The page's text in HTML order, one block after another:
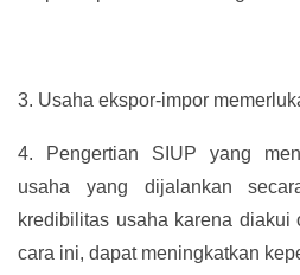
3. Usaha ekspor-impor
4.
Pengertian SIUP yang
usaha yang dijalankan
kredibilitas usaha karena diakui
cara ini, dapat meningkatkan